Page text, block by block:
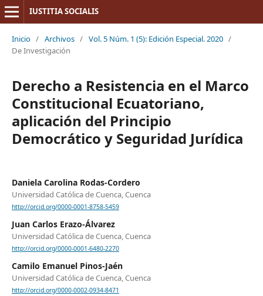
IUSTITIA SOCIALIS
Inicio / Archivos / Vol. 5 Núm. 1 (5): Edición Especial. 2020 /
De Investigación
Derecho a Resistencia en el Marco
Constitucional Ecuatoriano,
aplicación del Principio
Democrático y Seguridad Jurídica
Daniela Carolina Rodas-Cordero
Universidad Católica de Cuenca, Cuenca
http://orcid.org/0000-0001-8758-5459
Juan Carlos Erazo-Álvarez
Universidad Católica de Cuenca, Cuenca
http://orcid.org/0000-0001-6480-2270
Camilo Emanuel Pinos-Jaén
Universidad Católica de Cuenca, Cuenca
http://orcid.org/0000-0002-0934-8471